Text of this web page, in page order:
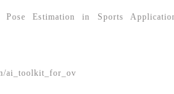
Estimation in Sports
ai_toolkit_for_ov